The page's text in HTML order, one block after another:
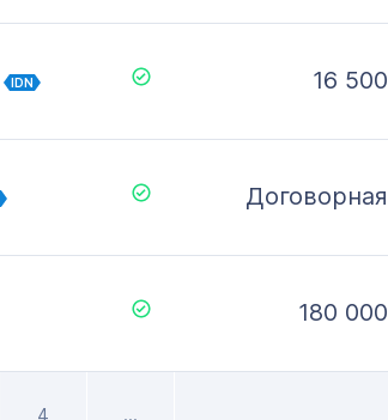
IDN 16 500
Договорная
180 000
4 ...